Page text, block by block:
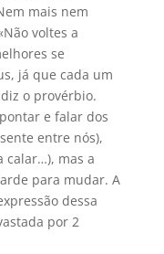
mais nem
voltes a
se
já que cada um
o provérbio.
e falar dos
entre nós),
calar…), mas a
para mudar. A
dessa
por 2